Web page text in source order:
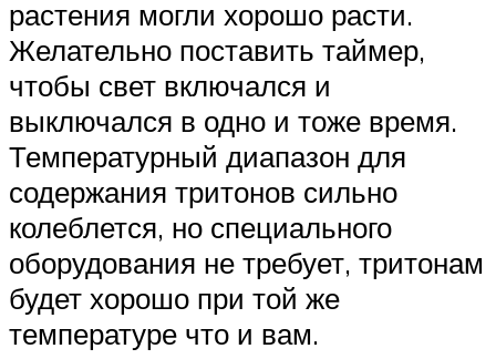
растения могли хорошо расти.
Желательно поставить таймер,
чтобы свет включался и
выключался в одно и тоже время.
Температурный диапазон для
содержания тритонов сильно
колеблется, но специального
оборудования не требует, тритонам
будет хорошо при той же
температуре что и вам.